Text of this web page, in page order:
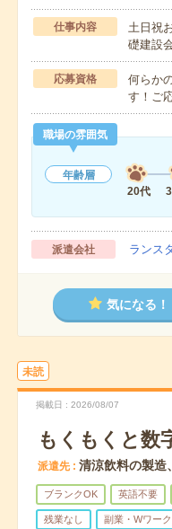
仕事内容
土日祝
礎建設
応募資格
何らか
す！ご
職場の雰囲気
年齢層
20代
派遣会社 ランス
気になる！
未読
掲載日 2026/08/07
もくもくと数
派遣先 清涼飲料の製造
ブランクOK 英語不要
残業なし 副業・Wワー